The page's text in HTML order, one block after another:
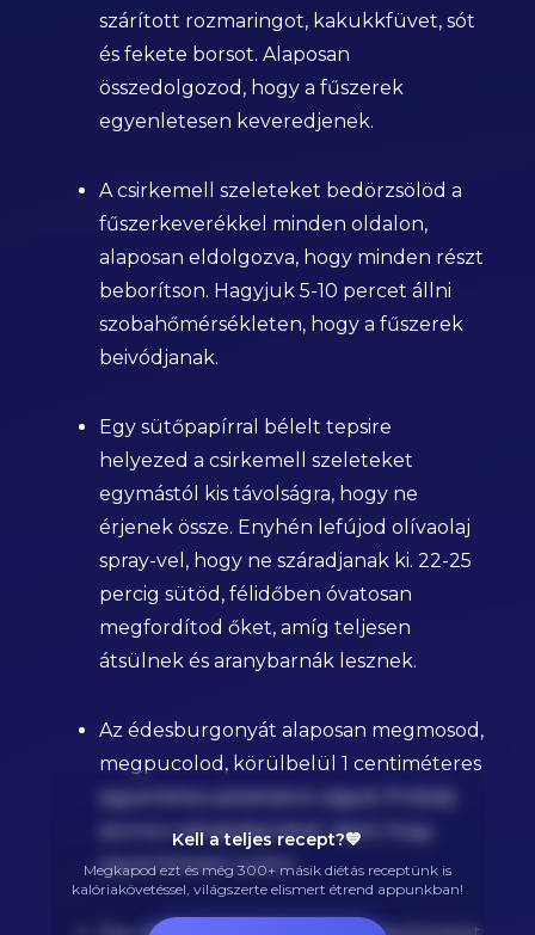
szárított rozmaringot, kakukkfüvet, sót
és fekete borsot. Alaposan
összedolgozod, hogy a fűszerek
egyenletesen keveredjenek.
A csirkemell szeleteket bedörzsölöd a
fűszerkeverékkel minden oldalon,
alaposan eldolgozva, hogy minden részt
beborítson. Hagyjuk 5-10 percet állni
szobahőmérsékleten, hogy a fűszerek
beivódjanak.
Egy sütőpapírral bélelt tepsire
helyezed a csirkemell szeleteket
egymástól kis távolságra, hogy ne
érjenek össze. Enyhén lefújod olívaolaj
spray-vel, hogy ne száradjanak ki. 22-25
percig sütöd, félidőben óvatosan
megfordítod őket, amíg teljesen
átsülnek és aranybarnák lesznek.
Az édesburgonyát alaposan megmosod,
megpucolod, körülbelül 1 centiméteres
egyenletes szeletekre vágod. Próbálj
azonos vastagságúakat vágni, hogy
egyenletesen süljön.
Kell a teljes recept?💙
Megkapod ezt és még 300+ másik diétás receptünk is
kalóriakövetéssel, világszerte elismert étrend appunkban!